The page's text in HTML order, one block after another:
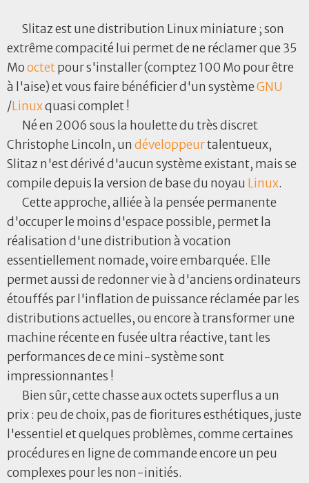
Slitaz est une distribution Linux miniature ; son
extrême compacité lui permet de ne réclamer que 35
Mooctetpour s'installer (comptez 100 Mo pour être
à l'aise) et vous faire bénéficier d'un systèmeGNU
/Linuxquasi complet !
Né en 2006 sous la houlette du très discret
Christophe Lincoln, un développeurtalentueux,
Slitaz n'est dérivé d'aucun système existant, mais se
compile depuis la version de base du noyau Linux.
Cette approche, alliée à la pensée permanente
d'occuper le moins d'espace possible, permet la
réalisation d'une distribution à vocation
essentiellement nomade, voire embarquée. Elle
permet aussi de redonner vie à d'anciens ordinateurs
étouffés par l'inflation de puissance réclamée par les
distributions actuelles, ou encore à transformer une
machine récente en fusée ultra réactive, tant les
performances de ce mini-système sont
impressionnantes !
Bien sûr, cette chasse aux octets superflus a un
prix : peu de choix, pas de fioritures esthétiques, juste
l'essentiel et quelques problèmes, comme certaines
procédures en ligne de commande encore un peu
complexes pour les non-initiés.